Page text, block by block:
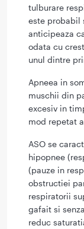
tulburare
este probabil
anticipeaza
odata cu
unul dintre
Apneea in
muschii din
excesiv in
mod repetat
ASO se
hipopnee
(pauze in
obstructiei
respiratorii
gafait si
reduc